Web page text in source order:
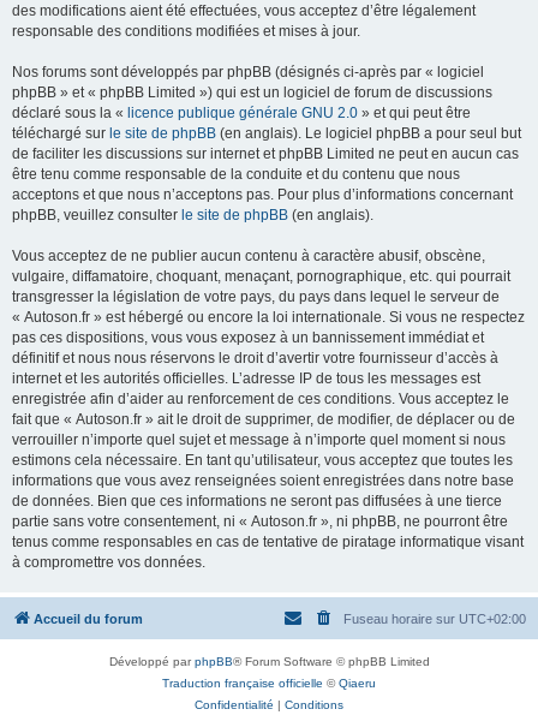
des modifications aient été effectuées, vous acceptez d’être légalement
responsable des conditions modifiées et mises à jour.
Nos forums sont développés par phpBB (désignés ci-après par « logiciel
phpBB » et « phpBB Limited ») qui est un logiciel de forum de discussions
déclaré sous la « licence publique générale GNU 2.0 » et qui peut être
téléchargé sur le site de phpBB (en anglais). Le logiciel phpBB a pour seul but
de faciliter les discussions sur internet et phpBB Limited ne peut en aucun cas
être tenu comme responsable de la conduite et du contenu que nous
acceptons et que nous n’acceptons pas. Pour plus d’informations concernant
phpBB, veuillez consulter le site de phpBB (en anglais).
Vous acceptez de ne publier aucun contenu à caractère abusif, obscène,
vulgaire, diffamatoire, choquant, menaçant, pornographique, etc. qui pourrait
transgresser la législation de votre pays, du pays dans lequel le serveur de
« Autoson.fr » est hébergé ou encore la loi internationale. Si vous ne respectez
pas ces dispositions, vous vous exposez à un bannissement immédiat et
définitif et nous nous réservons le droit d’avertir votre fournisseur d’accès à
internet et les autorités officielles. L’adresse IP de tous les messages est
enregistrée afin d’aider au renforcement de ces conditions. Vous acceptez le
fait que « Autoson.fr » ait le droit de supprimer, de modifier, de déplacer ou de
verrouiller n’importe quel sujet et message à n’importe quel moment si nous
estimons cela nécessaire. En tant qu’utilisateur, vous acceptez que toutes les
informations que vous avez renseignées soient enregistrées dans notre base
de données. Bien que ces informations ne seront pas diffusées à une tierce
partie sans votre consentement, ni « Autoson.fr », ni phpBB, ne pourront être
tenus comme responsables en cas de tentative de piratage informatique visant
à compromettre vos données.
Accueil du forum Fuseau horaire sur UTC+02:00
Développé parphpBB® Forum Software © phpBB Limited
Traduction française officielle ©Qiaeru
Confidentialité | Conditions